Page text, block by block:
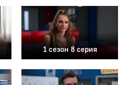
1 сезон 8 серия